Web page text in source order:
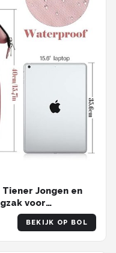
Jongen en
voor
Kantoor Werk
BEKIJK OP BOL